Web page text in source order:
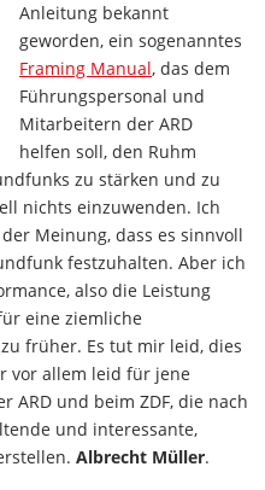
Anleitung bekannt
geworden, ein sogenanntes
Framing Manual, das dem
Führungspersonal und
Mitarbeitern der ARD
helfen soll, den Ruhm
zu stärken und zu
nichts einzuwenden. Ich
Meinung, dass es sinnvoll
festzuhalten. Aber ich
also die Leistung
eine ziemliche
früher. Es tut mir leid, dies
vor allem leid für jene
ARD und beim ZDF, die nach
und interessante,
Albrecht Müller.